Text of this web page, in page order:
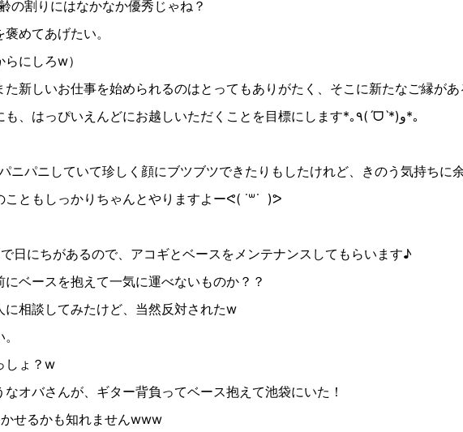
の割りにはなかなか優秀じゃね？
めてあげたい。
らにしろw）
た新しいお仕事を始められるのはとってもありがたく、そこに新たなご縁が
も、はっぴいえんどにお越しいただくことを目標にします* ｡٩( ˊᗜˋ*)و*｡
ニパニしていて珍しく顔にブツブツできたりもしたけれど、きのう気持ちに
こともしっかりちゃんとやりますよーᕙ( ˙꒳​˙ )ᕗ
日にちがあるので、アコギとベースをメンテナンスしてもらいます♪
ベースを抱えて一気に運べないものか？？
に相談してみたけど、当然反対されたw
しょ？w
オバさんが、ギター背負ってベース抱えて池袋にいた！
せるかも知れませんwww